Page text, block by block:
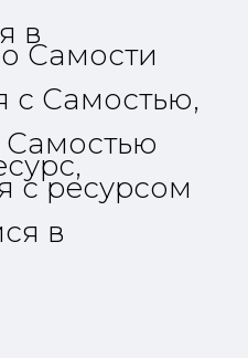
в
Самости
с Самостью,
с ресурсом
в